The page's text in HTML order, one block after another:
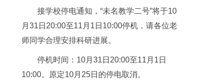
接学校停电通知，“未名教学二号”将于10
月31日20:00至11月1日10:00停机，请各位老
师同学合理安排科研进展。
停机时间：10月31日20:00至11月1日
10:00。原定10月25日的停电取消。